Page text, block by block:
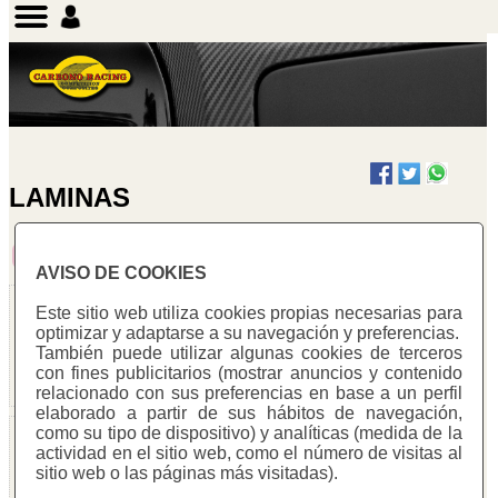
AVISO DE COOKIES
Este sitio web utiliza cookies propias necesarias para
optimizar y adaptarse a su navegación y preferencias.
También puede utilizar algunas cookies de terceros
con fines publicitarios (mostrar anuncios y contenido
relacionado con sus preferencias en base a un perfil
elaborado a partir de sus hábitos de navegación,
como su tipo de dispositivo) y analíticas (medida de la
actividad en el sitio web, como el número de visitas al
sitio web o las páginas más visitadas).
LAMINAS
Láminas Biaxial
Warning:
Undefined array
key "cotitzacio"
in
/homepages/0/d334671725/htdocs/web3/seccio.php
on line391
Warning:
Láminas Biaxial
Warning:
Undefined array
key "cotitzacio"
in
/homepages/0/d334671725/
on line 391
Warning:
Láminas Biaxial
Warning:
Undefined array
Láminas Biaxial
Warning: